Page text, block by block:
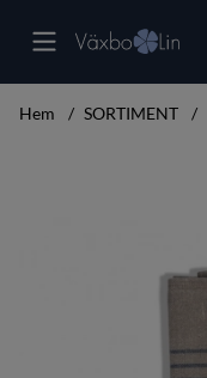
Hem SORTIMENT